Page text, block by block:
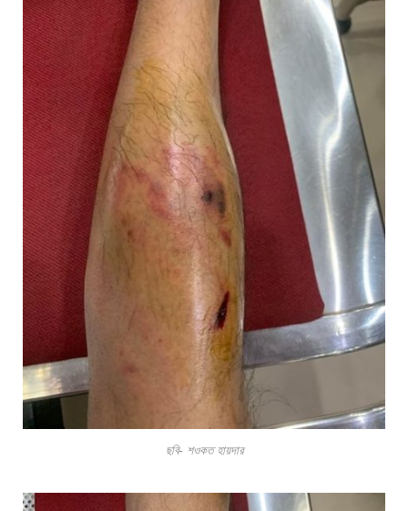
ছবি- শওকত হায়দার